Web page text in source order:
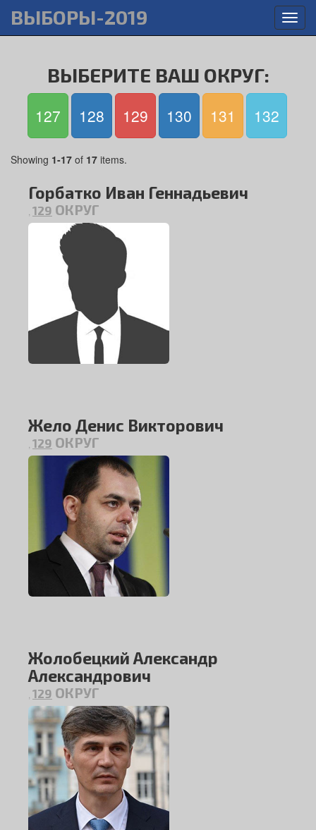
ВЫБОРЫ-2019
ВЫБЕРИТЕ ВАШ ОКРУГ:
127 128 129 130 131 132
Showing 1-17 of 17 items.
Горбатко Иван Геннадьевич
129 ОКРУГ
Жело Денис Викторович
129 ОКРУГ
Жолобецкий Александр
Александрович
129 ОКРУГ